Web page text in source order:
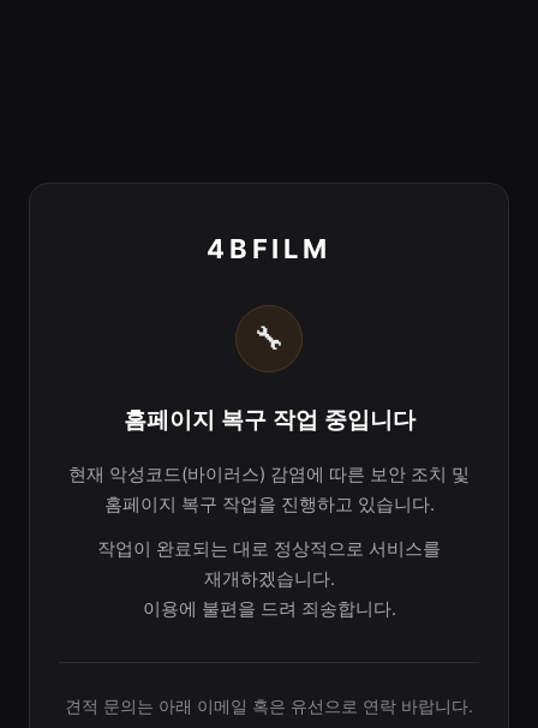
4BFILM
🔧
홈페이지 복구 작업 중입니다
현재 악성코드(바이러스) 감염에 따른 보안 조치 및
홈페이지 복구 작업을 진행하고 있습니다.
작업이 완료되는 대로 정상적으로 서비스를
재개하겠습니다.
이용에 불편을 드려 죄송합니다.
견적 문의는 아래 이메일 혹은 유선으로 연락 바랍니다.